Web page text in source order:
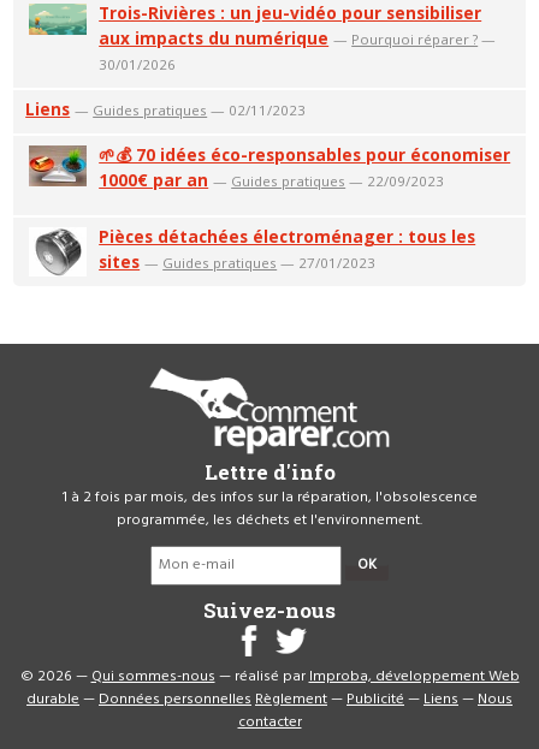
Trois-Rivières : un jeu-vidéo pour sensibiliser
aux impacts du numérique — Pourquoi réparer ? —
30/01/2026
Liens — Guides pratiques — 02/11/2023
🌱💰 70 idées éco-responsables pour économiser
1000€ par an — Guides pratiques — 22/09/2023
Pièces détachées électroménager : tous les
sites — Guides pratiques — 27/01/2023
Lettre d'info
1 à 2 fois par mois, des infos sur la réparation, l'obsolescence
programmée, les déchets et l'environnement.
OK
Suivez-nous
© 2026 —Qui sommes-nous— réalisé parImproba, développement Web
durable—Données personnellesRèglement—Publicité—Liens—Nous
contacter